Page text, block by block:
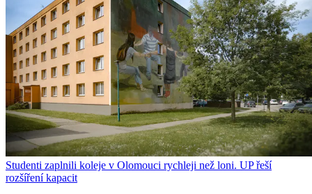
Studenti zaplnili koleje v Olomouci rychleji než loni. UP řeší
rozšíření kapacit